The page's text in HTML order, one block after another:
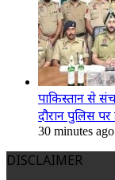
पाकिस्तान से
दौरान पुलिस
30 minutes ago
DISCLAIMER